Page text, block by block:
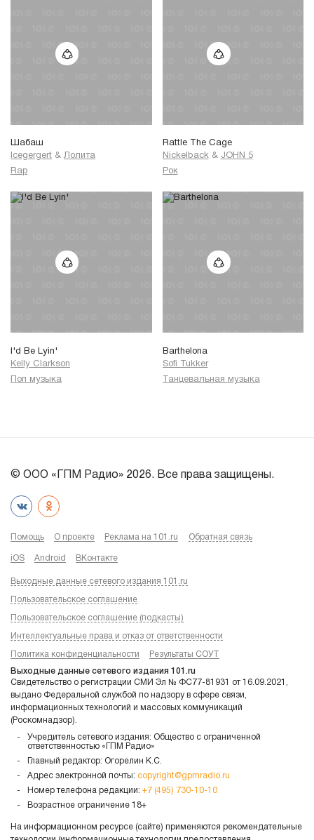
Шабаш
Icegergert & Лолита
Rap
Rattle The Cage
Nickelback & JOHN 5
Рок
I'd Be Lyin'
Kelly Clarkson
Поп музыка
Barthelona
Sofi Tukker
Танцевальная музыка
© ООО «ГПМ Радио» 2026. Все права защищены.
Помощь О проекте Реклама на 101.ru Обратная связь
iOS Android ВКонтакте
Выходные данные сетевого издания 101.ru
Пользовательское соглашение
Пользовательское соглашение (подкасты)
Интеллектуальные права и отказ от ответственности
Политика конфиденциальности Результаты СОУТ
Выходные данные сетевого издания 101.ru
Свидетельство о регистрации СМИ Эл № ФС77-81931 от 16.09.2021,
выдано Федеральной службой по надзору в сфере связи,
информационных технологий и массовых коммуникаций
(Роскомнадзор).
Учредитель сетевого издания: Общество с ограниченной
ответственностью «ГПМ Радио»
Главный редактор: Огорелин К.С.
Адрес электронной почты: copyright@gpmradio.ru
Номер телефона редакции: +7 (495) 730-10-10
Возрастное ограничение 18+
На информационном ресурсе (сайте) применяются рекомендательные